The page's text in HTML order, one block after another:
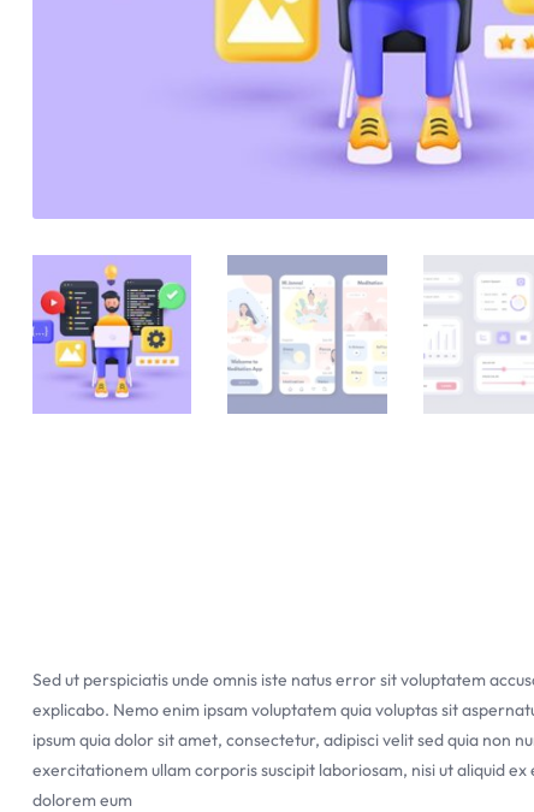
Sed ut perspiciatis unde omnis iste natus error sit voluptatem
explicabo. Nemo enim ipsam voluptatem quia voluptas sit
ipsum quia dolor sit amet, consectetur, adipisci velit sed quia non
exercitationem ullam corporis suscipit laboriosam, nisi ut aliquid
dolorem eum